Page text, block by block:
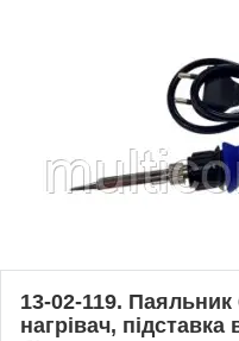
13-02-119. Паяльник
нагрівач,